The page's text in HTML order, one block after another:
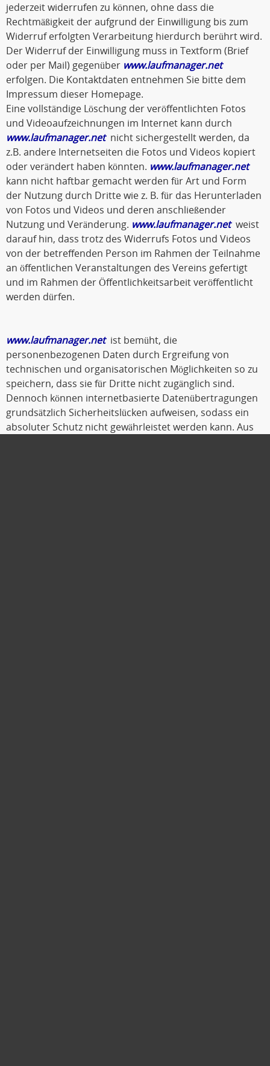
jederzeit widerrufen zu können, ohne dass die
Rechtmäßigkeit der aufgrund der Einwilligung bis zum
Widerruf erfolgten Verarbeitung hierdurch berührt wird.
Der Widerruf der Einwilligung muss in Textform (Brief
oder per Mail) gegenüber www.laufmanager.net
erfolgen. Die Kontaktdaten entnehmen Sie bitte dem
Impressum dieser Homepage.
Eine vollständige Löschung der veröffentlichten Fotos
und Videoaufzeichnungen im Internet kann durch
www.laufmanager.netnicht sichergestellt werden, da
z.B. andere Internetseiten die Fotos und Videos kopiert
oder verändert haben könnten. www.laufmanager.net
kann nicht haftbar gemacht werden für Art und Form
der Nutzung durch Dritte wie z. B. für das Herunterladen
von Fotos und Videos und deren anschließender
Nutzung und Veränderung. www.laufmanager.netweist
darauf hin, dass trotz des Widerrufs Fotos und Videos
von der betreffenden Person im Rahmen der Teilnahme
an öffentlichen Veranstaltungen des Vereins gefertigt
und im Rahmen der Öffentlichkeitsarbeit veröffentlicht
werden dürfen.
www.laufmanager.netist bemüht, die
personenbezogenen Daten durch Ergreifung von
technischen und organisatorischen Möglichkeiten so zu
speichern, dass sie für Dritte nicht zugänglich sind.
Dennoch können internetbasierte Datenübertragungen
grundsätzlich Sicherheitslücken aufweisen, sodass ein
absoluter Schutz nicht gewährleistet werden kann. Aus